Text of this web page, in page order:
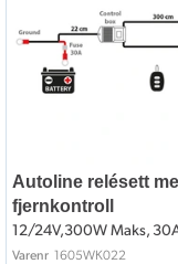
Autoline relésett
fjernkontroll
Varenr 1605WK022